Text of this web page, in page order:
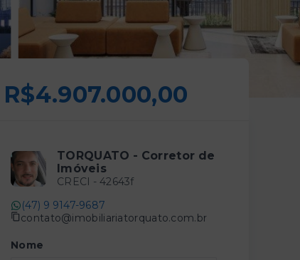
R$4.907.000,00
TORQUATO - Corretor de
Imóveis
CRECI - 42643f
(47) 9 9147-9687
contato@imobiliariatorquato.com.br
Nome